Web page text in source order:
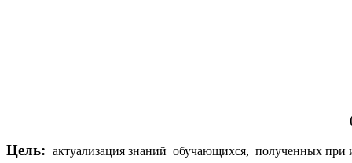
Цель: актуализация знаний обучающихся, полученных при